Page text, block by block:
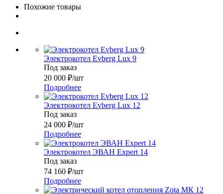
Похожие товары
Электрокотел Evberg Lux 9
Под заказ
20 000 ₽/шт
Подробнее
Электрокотел Evberg Lux 12
Под заказ
24 000 ₽/шт
Подробнее
Электрокотел ЭВАН Expert 14
Под заказ
74 160 ₽/шт
Подробнее